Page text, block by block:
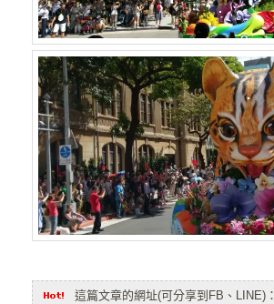
這篇文章的網址(可分享到FB、LINE)：
❆